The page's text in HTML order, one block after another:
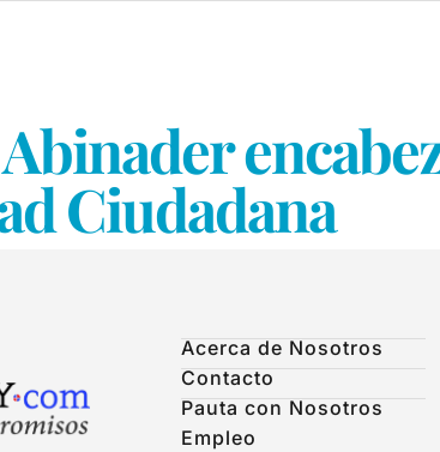
Ciudadana
Acerca de Nosotros
Contacto
Pauta con Nosotros
Empleo